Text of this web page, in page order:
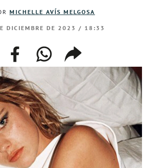
MICHELLE AVÍS MELGOSA
DICIEMBRE DE 2023 / 18:33
facebookwhatsappcompartir
enlace